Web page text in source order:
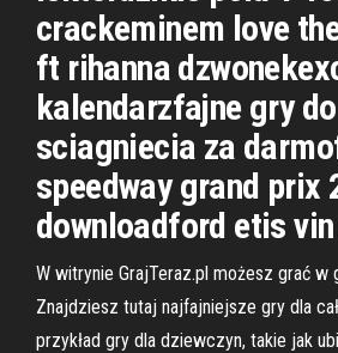
crackeminem love
ft rihanna
kalendarzfajne gry do
sciagniecia za
speedway grand prix
downloadford etis
W witrynie GrajTeraz.pl możesz grać w
Znajdziesz tutaj najfajniejsze gry dla
przykład gry dla dziewczyn, takie jak